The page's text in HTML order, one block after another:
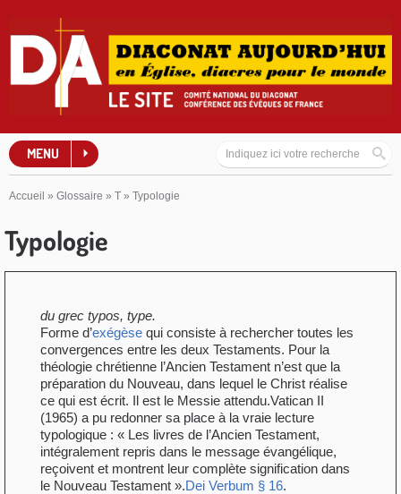
MENU
Accueil » Glossaire » T » Typologie
Typologie
du grec typos, type.
Forme d’exégèse qui consiste à rechercher toutes les
convergences entre les deux Testaments. Pour la
théologie chrétienne l’Ancien Testament n’est que la
préparation du Nouveau, dans lequel le Christ réalise
ce qui est écrit. Il est le Messie attendu.Vatican II
(1965) a pu redonner sa place à la vraie lecture
typologique : « Les livres de l’Ancien Testament,
intégralement repris dans le message évangélique,
reçoivent et montrent leur complète signification dans
le Nouveau Testament ».Dei Verbum § 16.